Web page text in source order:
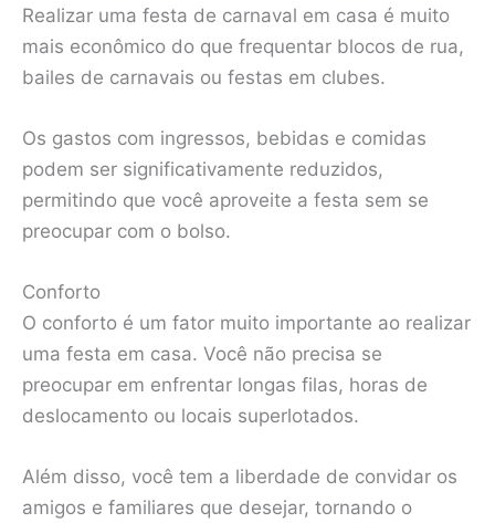
Realizar uma festa de carnaval em casa é muito
mais econômico do que frequentar blocos de rua,
bailes de carnavais ou festas em clubes.
Os gastos com ingressos, bebidas e comidas
podem ser significativamente reduzidos,
permitindo que você aproveite a festa sem se
preocupar com o bolso.
Conforto
O conforto é um fator muito importante ao realizar
uma festa em casa. Você não precisa se
preocupar em enfrentar longas filas, horas de
deslocamento ou locais superlotados.
Além disso, você tem a liberdade de convidar os
amigos e familiares que desejar, tornando o